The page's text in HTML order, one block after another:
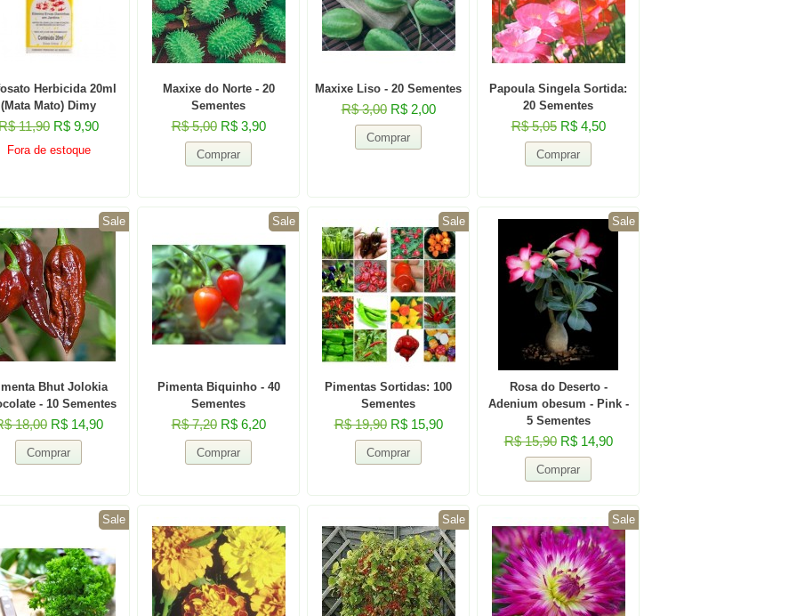
Herbicida 20ml
(Mata Mato) Dimy
11,90 R$ 9,90
Fora de estoque
Maxixe do Norte - 20
Sementes
R$ 5,00 R$ 3,90
Maxixe Liso - 20 Sementes
R$ 3,00 R$ 2,00
Papoula Singela Sortida:
20 Sementes
R$ 5,05 R$ 4,50
Sale
Bhut Jolokia
- 10 Sementes
18,00 R$ 14,90
Sale
Pimenta Biquinho - 40
Sementes
R$ 7,20 R$ 6,20
Sale
Pimentas Sortidas: 100
Sementes
R$ 19,90 R$ 15,90
Sale
Rosa do Deserto -
Adenium obesum - Pink -
5 Sementes
R$ 15,90 R$ 14,90
Sale Sale Sale